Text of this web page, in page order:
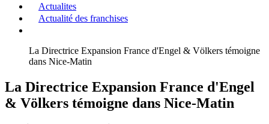
Actualites
Actualité des franchises
La Directrice Expansion France d'Engel & Völkers témoigne
dans Nice-Matin
La Directrice Expansion France d'Engel
& Völkers témoigne dans Nice-Matin